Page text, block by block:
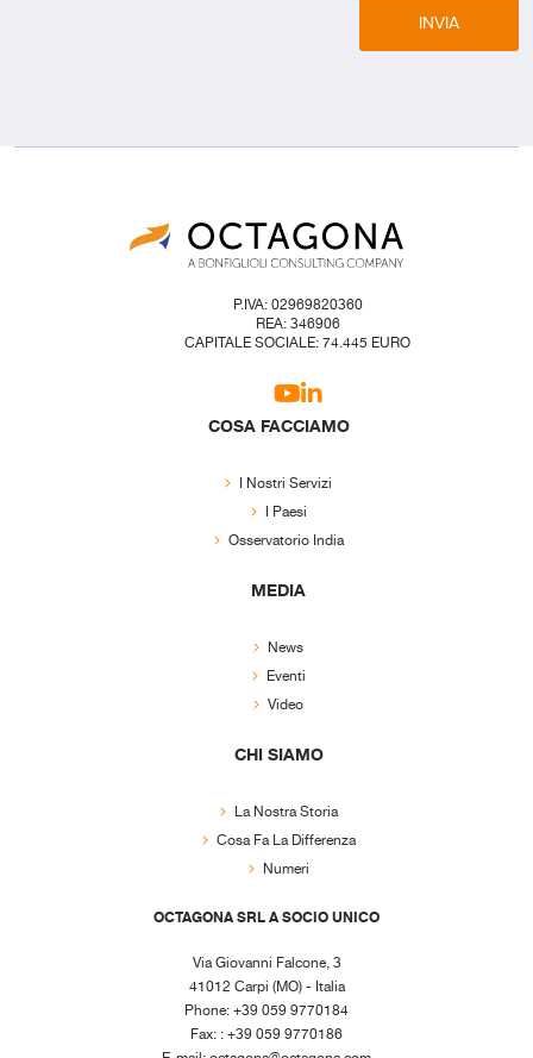
INVIA
P.IVA: 02969820360
REA: 346906
CAPITALE SOCIALE: 74.445 EURO
COSA FACCIAMO
I Nostri Servizi
I Paesi
Osservatorio India
MEDIA
News
Eventi
Video
CHI SIAMO
La Nostra Storia
Cosa Fa La Differenza
Numeri
OCTAGONA SRL A SOCIO UNICO
Via Giovanni Falcone, 3
41012 Carpi (MO) - Italia
Phone: +39 059 9770184
Fax: : +39 059 9770186